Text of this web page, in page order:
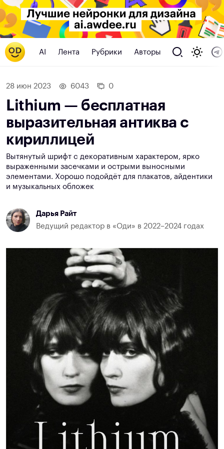
AI Лента Рубрики Авторы
28 июн 2023 6043 0
Lithium — бесплатная
выразительная антиква с
кириллицей
Вытянутый шрифт с декоративным характером, ярко
выраженными засечками и острыми выносными
элементами. Хорошо подойдёт для плакатов, айдентики
и музыкальных обложек
Дарья Райт
Ведущий редактор в «Оди» в 2022–2024 годах